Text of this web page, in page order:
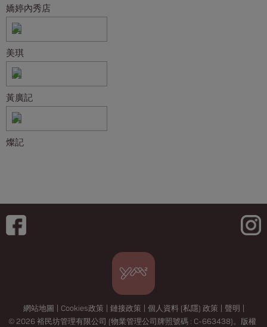
嬌婷內秀店
美琪
黃廣記
燦記
網站地圖 Cookies政策 鏈接政策 個人資料 (私隱) 政策 聲明
© 2026 裕民坊管理有限公司 (物業管理公司牌照號碼 : C-663438)。版權